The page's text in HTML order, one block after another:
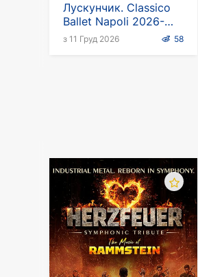
Лускунчик. Classico
Ballet Napoli 2026-
2027
з 11 Груд 2026 58